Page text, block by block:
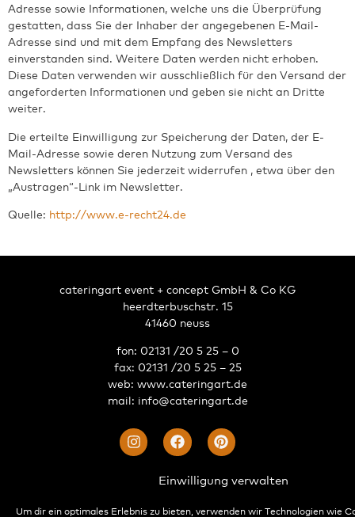
Einwilligung verwalten
Um dir ein optimales Erlebnis zu bieten, verwenden wir Technologien wie
Adresse sowie Informationen, welche uns die Überprüfung
gestatten, dass Sie der Inhaber der angegebenen E-Mail-
Adresse sind und mit dem Empfang des Newsletters
einverstanden sind. Weitere Daten werden nicht erhoben.
Diese Daten verwenden wir ausschließlich für den Versand der
angeforderten Informationen und geben sie nicht an Dritte
weiter.
Die erteilte Einwilligung zur Speicherung der Daten, der E-
Mail-Adresse sowie deren Nutzung zum Versand des
Newsletters können Sie jederzeit widerrufen , etwa über den
„Austragen“-Link im Newsletter.
Quelle: http://www.e-recht24.de
cateringart event + concept GmbH & Co KG
heerdterbuschstr. 15
41460 neuss
fon: 02131 /20 5 25 – 0
fax: 02131 /20 5 25 – 25
web: www.cateringart.de
mail: info@cateringart.de
© cateringart 2024. All Rights Reserved •